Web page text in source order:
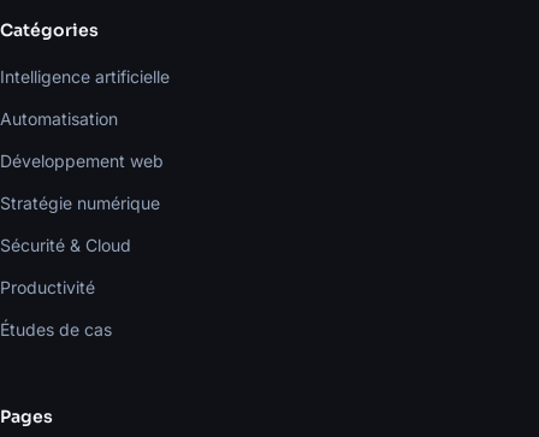
Catégories
Intelligence artificielle
Automatisation
Développement web
Stratégie numérique
Sécurité & Cloud
Productivité
Études de cas
Pages